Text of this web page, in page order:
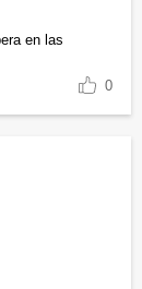
en las
0